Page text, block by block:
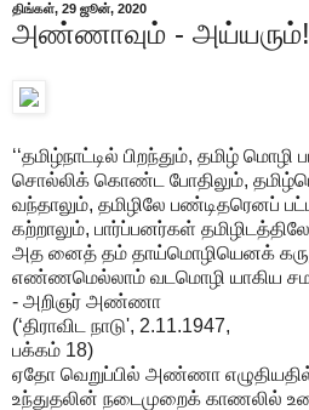
திங்கள், 29 ஜூன், 2020
அண்ணாவும் - அய்யரும்!
‘‘தமிழ்நாட்டில் பிறந்தும், தமிழ்
சொல்லிக் கொண்ட போதிலும்,
வந்தாலும், தமிழிலே பண்டிதரெனப்
கற்றாலும், பார்ப்பனர்கள்
அத னைத் தம் தாய்மொழியெனக்
எண்ணமெல்லாம் வடமொழி யாகிய
- அறிஞர் அண்ணா
(‘திராவிட நாடு', 2.11.1947,
பக்கம் 18)
ஏதோ வெறுப்பில் அண்ணா
உந்துதலின் நடைமுறைக் காணலில்